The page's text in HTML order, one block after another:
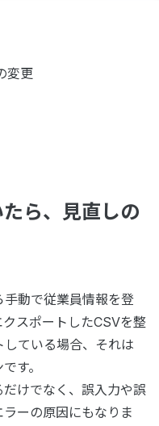
変更
ら、見直しの
動で従業員情報を登
スポートしたCSVを整
ている場合、それは
す。
けでなく、誤入力や誤
ーの原因にもなりま